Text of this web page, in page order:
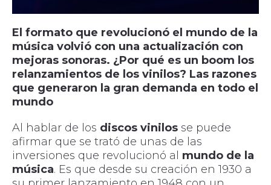
El formato que revolucionó el mundo de la
música volvió con una actualización con
mejoras sonoras. ¿Por qué es un boom los
relanzamientos de los vinilos? Las razones
que generaron la gran demanda en todo el
mundo
Al hablar de los discos vinilos se puede
afirmar que se trató de unas de las
inversiones que revolucionó al mundo de la
música. Es que desde su creación en 1930 a